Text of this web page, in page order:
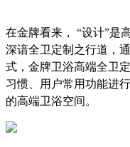
在金牌看来， “设计”是
深谙全卫定制之行道，
式，金牌卫浴高端全卫
习惯、用户常用功能进
的高端卫浴空间。